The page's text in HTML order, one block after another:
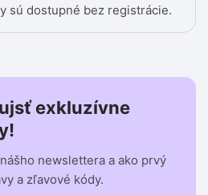
sú dostupné bez registrácie.
exkluzívne
newslettera a ako prvý
a zľavové kódy.